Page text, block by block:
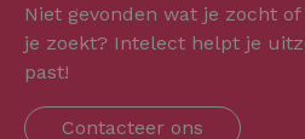
Niet gevonden wat je zocht
je zoekt? Intelect helpt je
past!
Contacteer ons